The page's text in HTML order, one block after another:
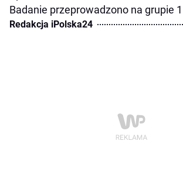
Badanie przeprowadzono na grupie
Redakcja iPolska24